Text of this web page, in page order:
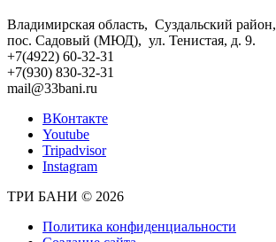
Владимирская область, Суздальский район,
пос. Садовый (МЮД), ул. Тенистая, д. 9.
+7(4922) 60-32-31
+7(930) 830-32-31
mail@33bani.ru
ВКонтакте
Youtube
Tripadvisor
Instagram
ТРИ БАНИ © 2026
Политика конфиденциальности